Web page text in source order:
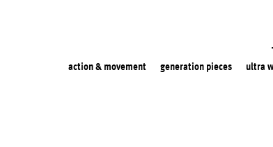
action & movement generation pieces ultra